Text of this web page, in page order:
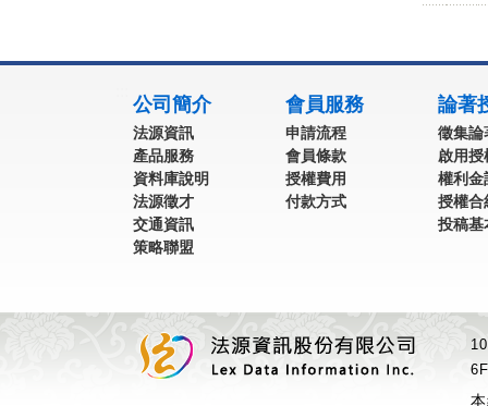
公司簡介
法源資訊
產品服務
資料庫說明
法源徵才
交通資訊
策略聯盟
會員服務
申請流程
會員條款
授權費用
付款方式
論著
徵集論
啟用授
權利金
授權合
投稿基